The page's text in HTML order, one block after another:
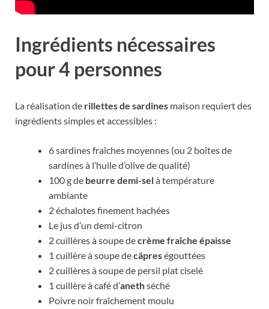
Ingrédients nécessaires
pour 4 personnes
La réalisation de rillettes de sardines maison requiert des
ingrédients simples et accessibles :
6 sardines fraîches moyennes (ou 2 boîtes de
sardines à l’huile d’olive de qualité)
100 g de beurre demi-selà température
ambiante
2 échalotes finement hachées
Le jus d’un demi-citron
2 cuillères à soupe decrème fraîche épaisse
1 cuillère à soupe decâpreségouttées
2 cuillères à soupe de persil plat ciselé
1 cuillère à café d’anethséché
Poivre noir fraîchement moulu